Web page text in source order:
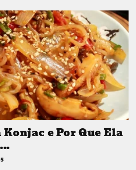
Konjac e Por Que Ela